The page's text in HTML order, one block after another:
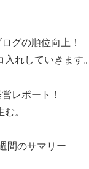
の順位向上！
入れしていきます。
レポート！
。
のサマリー